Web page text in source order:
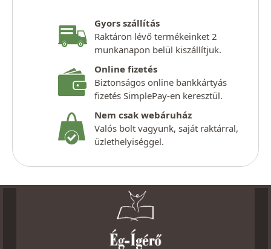
Gyors szállítás
Raktáron lévő termékeinket 2
munkanapon belül kiszállítjuk.
Online fizetés
Biztonságos online bankkártyás
fizetés SimplePay-en keresztül.
Nem csak webáruház
Valós bolt vagyunk, saját raktárral,
üzlethelyiséggel.